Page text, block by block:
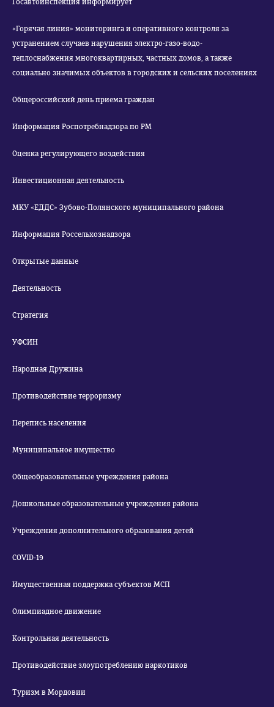
Госавтоинспекция информирует
«Горячая линия» мониторинга и оперативного контроля за
устранением случаев нарушения электро-газо-водо-
теплоснабжения многоквартирных, частных домов, а также
социально значимых объектов в городских и сельских поселениях
Общероссийский день приема граждан
Информация Роспотребнадзора по РМ
Оценка регулирующего воздействия
Инвестиционная деятельность
МКУ «ЕДДС» Зубово-Полянского муниципального района
Информация Россельхознадзора
Открытые данные
Деятельность
Стратегия
УФСИН
Народная Дружина
Противодействие терроризму
Перепись населения
Муниципальное имущество
Общеобразовательные учреждения района
Дошкольные образовательные учреждения района
Учреждения дополнительного образования детей
COVID-19
Имущественная поддержка субъектов МСП
Олимпиадное движение
Контрольная деятельность
Противодействие злоупотреблению наркотиков
Туризм в Мордовии